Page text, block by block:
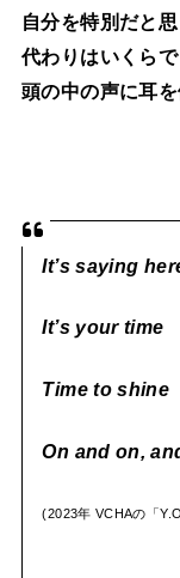
自分を特別だと
代わりはいくら
頭の中の声に耳
It’s saying
It’s your time
Time to shine
On and on,
(2023年 VCHAの「